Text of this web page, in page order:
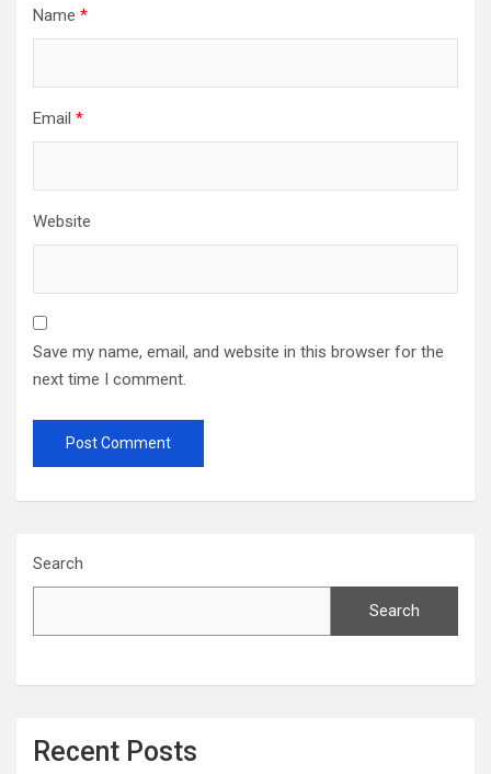
Name *
Email *
Website
Save my name, email, and website in this browser for the
next time I comment.
Search
Search
Recent Posts